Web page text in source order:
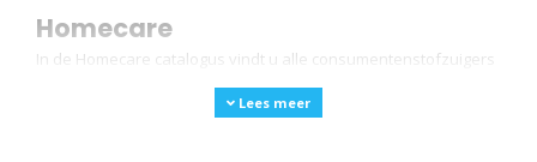
Homecare
In de Homecare catalogus vindt u alle consumentenstofzuigers
en waterzuigers van Numatic. Ook vindt u hier alle
Lees meer